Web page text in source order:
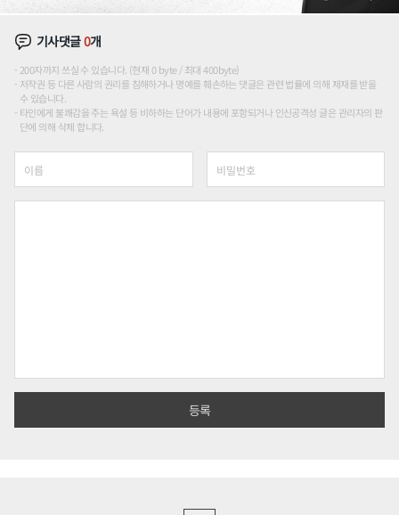
기사댓글0개
200자까지 쓰실 수 있습니다. (현재 0 byte / 최대 400byte)
저작권 등 다른 사람의 권리를 침해하거나 명예를 훼손하는 댓글은 관련 법률에 의해 제재를 받을
수 있습니다.
타인에게 불쾌감을 주는 욕설 등 비하하는 단어가 내용에 포함되거나 인신공격성 글은 관리자의 판
단에 의해 삭제 합니다.